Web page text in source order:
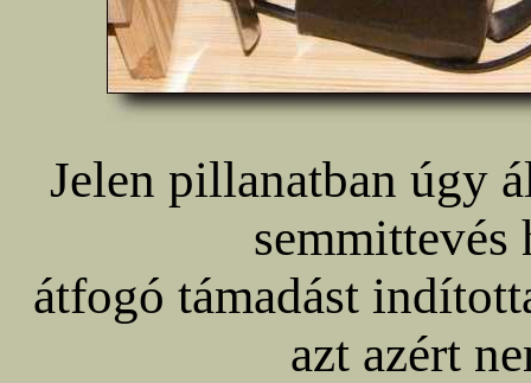
Jelen pillanatban úgy
átfogó támadást
azt azért